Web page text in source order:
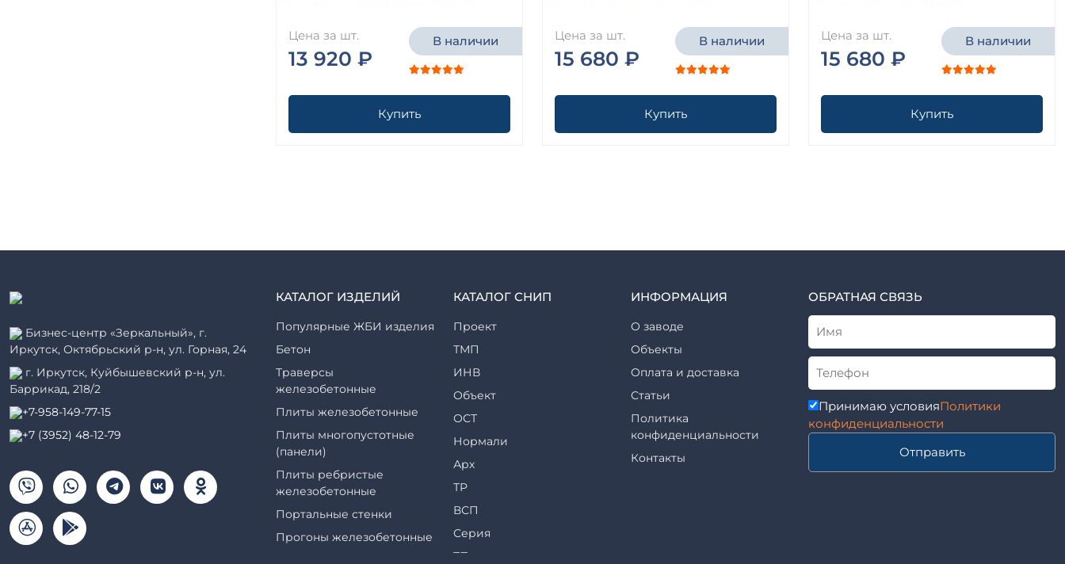
Цена за шт.
13 920 ₽
В наличии
Купить
Цена за шт.
15 680 ₽
В наличии
Купить
Цена за шт.
15 680 ₽
В наличии
Купить
Бизнес-центр «Зеркальный», г.
Иркутск, Октябрьский р-н, ул. Горная, 24
г. Иркутск, Куйбышевский р-н, ул.
Баррикад, 218/2
+7-958-149-77-15
+7 (3952) 48-12-79
КАТАЛОГ ИЗДЕЛИЙ
Популярные ЖБИ изделия
Бетон
Траверсы
железобетонные
Плиты железобетонные
Плиты многопустотные
(панели)
Плиты ребристые
железобетонные
Портальные стенки
Прогоны железобетонные
КАТАЛОГ СНИП
Проект
ТМП
ИНВ
Объект
ОСТ
Нормали
Арх
ТР
ВСП
Серия
ТП
ИНФОРМАЦИЯ
О заводе
Объекты
Оплата и доставка
Статьи
Политика
конфиденциальности
Контакты
ОБРАТНАЯ СВЯЗЬ
Принимаю условияПолитики
конфиденциальности
Отправить